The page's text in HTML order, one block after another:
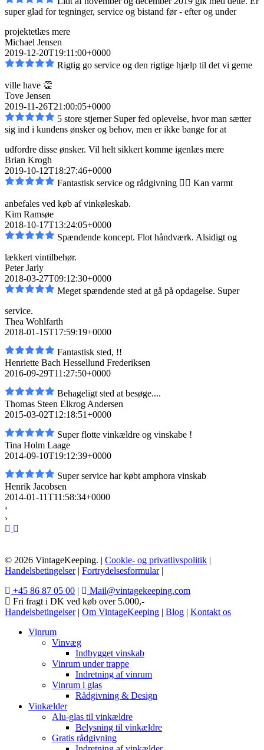
super glad for tegninger, service og bistand før - efter og under
projektetlæs mere
Michael Jensen
2019-12-20T19:11:00+0000
Rigtig go service og den rigtige hjælp til det vi gerne
ville have 👏
Tove Jensen
2019-11-26T21:00:05+0000
5 store stjerner Super fed oplevelse, hvor man sætter
sig ind i kundens ønsker og behov, men erikke bange for at
udfordre disse ønsker. Vil helt sikkert komme igenlæs mere
Brian Krogh
2019-10-12T18:27:46+0000
Fantastisk service og rådgivning 👌🏼 Kan varmt
anbefales ved køb af vinkøleskab.
Kim Ramsøe
2018-10-17T13:24:05+0000
Spændende koncept. Flot håndværk. Alsidigt og
lækkert vintilbehør.
Peter Jarly
2018-03-27T09:12:30+0000
Meget spændende sted at gå på opdagelse. Super
service.
Thea Wohlfarth
2018-01-15T17:59:19+0000
Fantastisk sted, !!
Henriette Bach Hessellund Frederiksen
2016-09-29T11:27:50+0000
Behageligt sted at besøge....
Thomas Steen Elkrog Andersen
2015-03-02T12:18:51+0000
Super flotte vinkældre og vinskabe !
Tina Holm Laage
2014-09-10T19:12:39+0000
Super service har købt amphora vinskab
Henrik Jacobsen
2014-01-11T11:58:34+0000
‹
›
© 2026 VintageKeeping. | Cookie- og privatlivspolitik |
Handelsbetingelser| Fortrydelsesformular|
+45 86 87 05 00 |
Mail@vintagekeeping.com
Fri fragt i DK ved køb over 5.000,-
Handelsbetingelser| Om VintageKeeping | Blog | Kontakt os
Vinrum
Vinvæg
Indbygget vinskab
Vinrum under trappe
Indretning af vinrum
Vinrum i glas
Rådgivning & Design
Vinkælder
Alu-glas til vinkældre
Belysning til vinkældre
Gratis rådgivning